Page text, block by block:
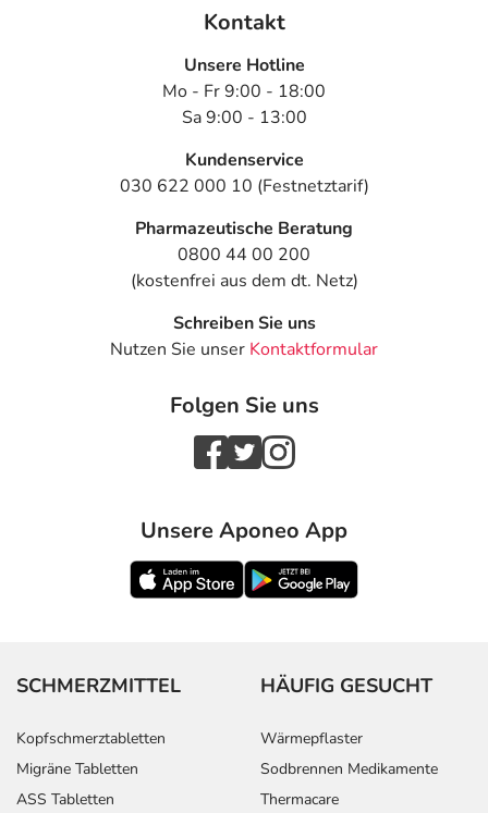
Kontakt
Unsere Hotline
Mo - Fr 9:00 - 18:00
Sa 9:00 - 13:00
Kundenservice
030 622 000 10 (Festnetztarif)
Pharmazeutische Beratung
0800 44 00 200
(kostenfrei aus dem dt. Netz)
Schreiben Sie uns
Nutzen Sie unser Kontaktformular
Folgen Sie uns
Unsere Aponeo App
SCHMERZMITTEL
Kopfschmerztabletten
Migräne Tabletten
ASS Tabletten
HÄUFIG GESUCHT
Wärmepflaster
Sodbrennen Medikamente
Thermacare